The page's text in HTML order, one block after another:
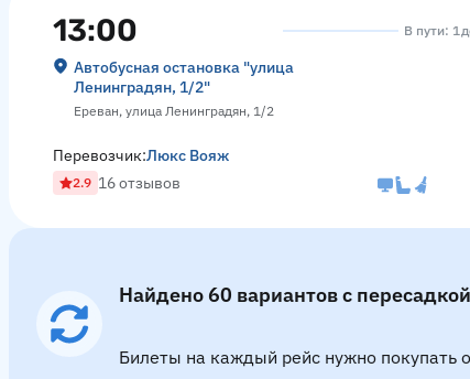
13:00
Автобусная остановка "улица
Ленинградян, 1/2"
Ереван, улица Ленинградян, 1/2
В пути: 1
Перевозчик:Люкс Вояж
2.9 16 отзывов
Найдено 60 вариантов с пересадкой
Билеты на каждый рейс нужно покупать